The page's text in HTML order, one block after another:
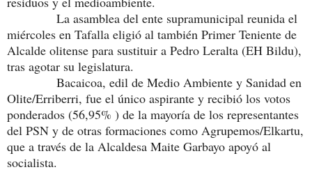
La asamblea del ente supramunicipal reunida el
miércoles en Tafalla eligió al también Primer Teniente de
Alcalde olitense para sustituir a Pedro Leralta (EH Bildu),
tras agotar su legislatura.
Bacaicoa, edil de Medio Ambiente y Sanidad en
Olite/Erriberri, fue el único aspirante y recibió los votos
ponderados (56,95% ) de la mayoría de los representantes
del PSN y de otras formaciones como Agrupemos/Elkartu,
que a través de la Alcaldesa Maite Garbayo apoyó al
socialista.